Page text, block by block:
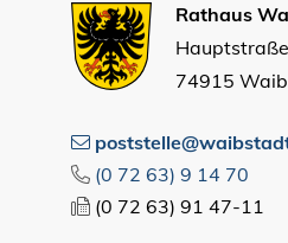
Rathaus
74915
(0 72 63) 9 14 70
(0 72 63) 91 47-11